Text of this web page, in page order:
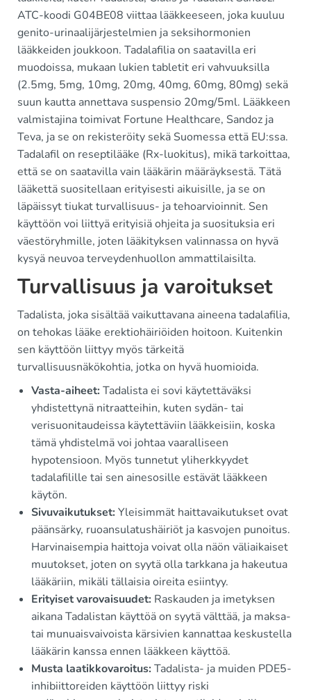
ATC-koodi G04BE08 viittaa lääkkeeseen, joka kuuluu
genito-urinaalijärjestelmien ja seksihormonien
lääkkeiden joukkoon. Tadalafilia on saatavilla eri
muodoissa, mukaan lukien tabletit eri vahvuuksilla
(2.5mg, 5mg, 10mg, 20mg, 40mg, 60mg, 80mg) sekä
suun kautta annettava suspensio 20mg/5ml. Lääkkeen
valmistajina toimivat Fortune Healthcare, Sandoz ja
Teva, ja se on rekisteröity sekä Suomessa että EU:ssa.
Tadalafil on reseptilääke (Rx-luokitus), mikä tarkoittaa,
että se on saatavilla vain lääkärin määräyksestä. Tätä
lääkettä suositellaan erityisesti aikuisille, ja se on
läpäissyt tiukat turvallisuus- ja tehoarvioinnit. Sen
käyttöön voi liittyä erityisiä ohjeita ja suosituksia eri
väestöryhmille, joten lääkityksen valinnassa on hyvä
kysyä neuvoa terveydenhuollon ammattilaisilta.
Turvallisuus ja varoitukset
Tadalista, joka sisältää vaikuttavana aineena tadalafilia,
on tehokas lääke erektiohäiriöiden hoitoon. Kuitenkin
sen käyttöön liittyy myös tärkeitä
turvallisuusnäkökohtia, jotka on hyvä huomioida.
Vasta-aiheet:Tadalista ei sovi käytettäväksi
yhdistettynä nitraatteihin, kuten sydän- tai
verisuonitaudeissa käytettäviin lääkkeisiin, koska
tämä yhdistelmä voi johtaa vaaralliseen
hypotensioon. Myös tunnetut yliherkkyydet
tadalafilille tai sen ainesosille estävät lääkkeen
käytön.
Sivuvaikutukset:Yleisimmät haittavaikutukset ovat
päänsärky, ruoansulatushäiriöt ja kasvojen punoitus.
Harvinaisempia haittoja voivat olla näön väliaikaiset
muutokset, joten on syytä olla tarkkana ja hakeutua
lääkäriin, mikäli tällaisia oireita esiintyy.
Erityiset varovaisuudet: Raskauden ja imetyksen
aikana Tadalistan käyttöä on syytä välttää, ja maksa-
tai munuaisvaivoista kärsivien kannattaa keskustella
lääkärin kanssa ennen lääkkeen käyttöä.
Musta laatikkovaroitus:Tadalista- ja muiden PDE5-
inhibiittoreiden käyttöön liittyy riski